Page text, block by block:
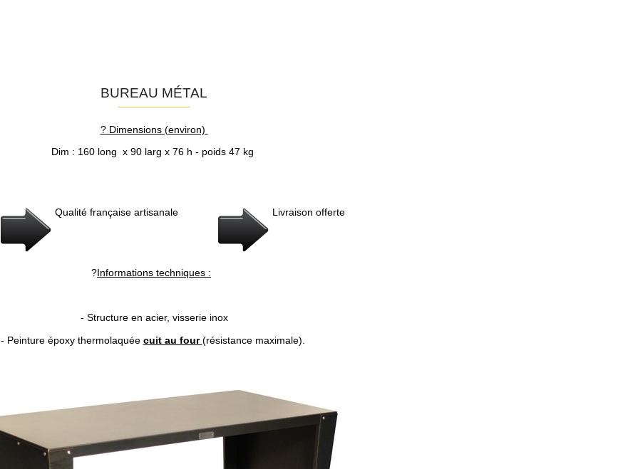
BUREAU MÉTAL
?Dimensions (environ)
Dim : 160 long x 90 larg x 76 h - poids 47 kg
Qualité française artisanale Livraison offerte
?Informations techniques :
- Structure en acier, visserie inox
- Peinture époxy thermolaquée cuit au four(résistance maximale).